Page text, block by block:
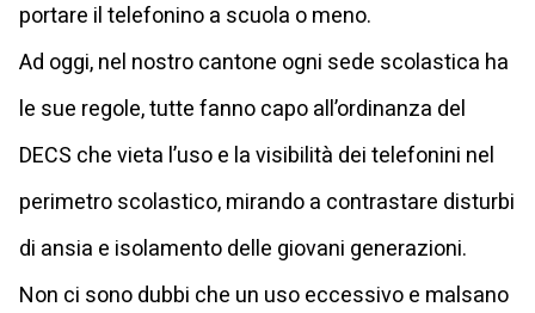
portare il telefonino a scuola o meno.
Ad oggi, nel nostro cantone ogni sede scolastica ha
le sue regole, tutte fanno capo all’ordinanza del
DECS che vieta l’uso e la visibilità dei telefonini nel
perimetro scolastico, mirando a contrastare disturbi
di ansia e isolamento delle giovani generazioni.
Non ci sono dubbi che un uso eccessivo e malsano